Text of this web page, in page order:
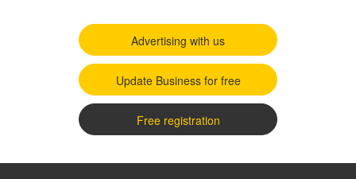
Advertising with us
Update Business for free
Free registration